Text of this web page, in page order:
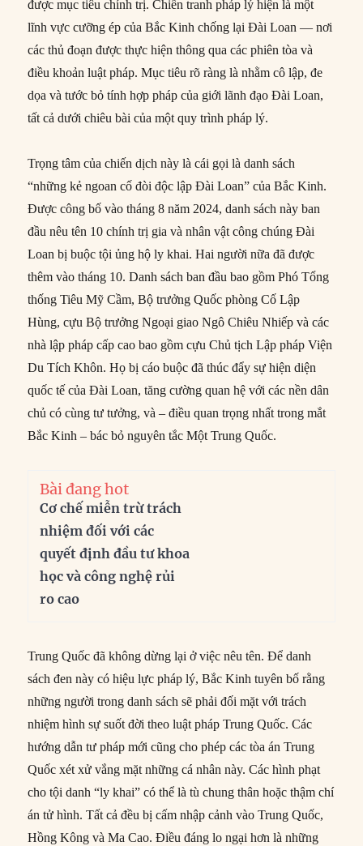
được mục tiêu chính trị. Chiến tranh pháp lý hiện là một
lĩnh vực cưỡng ép của Bắc Kinh chống lại Đài Loan — nơi
các thủ đoạn được thực hiện thông qua các phiên tòa và
điều khoản luật pháp. Mục tiêu rõ ràng là nhằm cô lập, đe
dọa và tước bỏ tính hợp pháp của giới lãnh đạo Đài Loan,
tất cả dưới chiêu bài của một quy trình pháp lý.
Trọng tâm của chiến dịch này là cái gọi là danh sách
“những kẻ ngoan cố đòi độc lập Đài Loan” của Bắc Kinh.
Được công bố vào tháng 8 năm 2024, danh sách này ban
đầu nêu tên 10 chính trị gia và nhân vật công chúng Đài
Loan bị buộc tội ủng hộ ly khai. Hai người nữa đã được
thêm vào tháng 10. Danh sách ban đầu bao gồm Phó Tổng
thống Tiêu Mỹ Cầm, Bộ trưởng Quốc phòng Cố Lập
Hùng, cựu Bộ trưởng Ngoại giao Ngô Chiêu Nhiếp và các
nhà lập pháp cấp cao bao gồm cựu Chủ tịch Lập pháp Viện
Du Tích Khôn. Họ bị cáo buộc đã thúc đẩy sự hiện diện
quốc tế của Đài Loan, tăng cường quan hệ với các nền dân
chủ có cùng tư tưởng, và – điều quan trọng nhất trong mắt
Bắc Kinh – bác bỏ nguyên tắc Một Trung Quốc.
Bài đang hot
Cơ chế miễn trừ trách
nhiệm đối với các
quyết định đầu tư khoa
học và công nghệ rủi
ro cao
Trung Quốc đã không dừng lại ở việc nêu tên. Để danh
sách đen này có hiệu lực pháp lý, Bắc Kinh tuyên bố rằng
những người trong danh sách sẽ phải đối mặt với trách
nhiệm hình sự suốt đời theo luật pháp Trung Quốc. Các
hướng dẫn tư pháp mới cũng cho phép các tòa án Trung
Quốc xét xử vắng mặt những cá nhân này. Các hình phạt
cho tội danh “ly khai” có thể là tù chung thân hoặc thậm chí
án tử hình. Tất cả đều bị cấm nhập cảnh vào Trung Quốc,
Hồng Kông và Ma Cao. Điều đáng lo ngại hơn là những